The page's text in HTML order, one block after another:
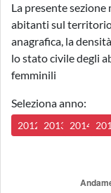
La presente
abitanti sul
anagrafica, la
lo stato civile degli
femminili
Seleziona anno:
2012 2013 2014